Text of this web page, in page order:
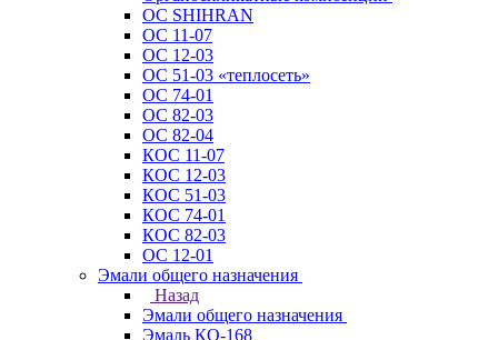
ОС SHIHRAN
ОС 11-07
ОС 12-03
ОС 51-03 «теплосеть»
ОС 74-01
ОС 82-03
ОС 82-04
КОС 11-07
КОС 12-03
КОС 51-03
КОС 74-01
КОС 82-03
ОС 12-01
Эмали общего назначения
Назад
Эмали общего назначения
Эмаль КО-168